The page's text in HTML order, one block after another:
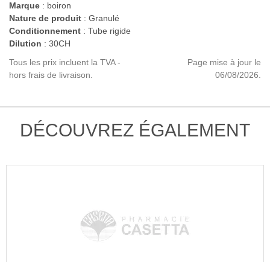
Marque : boiron
Nature de produit : Granulé
Conditionnement : Tube rigide
Dilution : 30CH
Tous les prix incluent la TVA -
hors frais de livraison.
Page mise à jour le
06/08/2026.
DÉCOUVREZ ÉGALEMENT